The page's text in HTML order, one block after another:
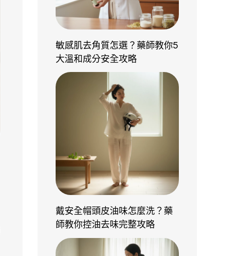
敏感肌去角質怎選？藥師教你5
大溫和成分安全攻略
戴安全帽頭皮油味怎麼洗？藥
師教你控油去味完整攻略